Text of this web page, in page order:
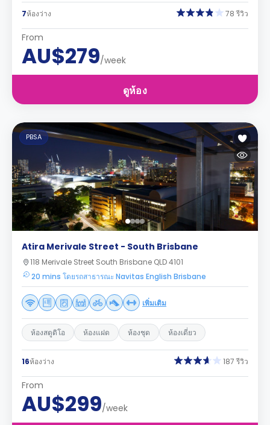
7ห้องว่าง 78 รีวิว
From
AU$279/week
ดูห้อง
PBSA
Atira Merivale Street - South Brisbane
118 Merivale Street South Brisbane QLD 4101
20 mins โดยรถสาธารณะ Navitas English Brisbane
เพิ่มเติม
ห้องสตูดิโอ ห้องแฝด ห้องชุด ห้องเดี่ยว
16ห้องว่าง 187 รีวิว
From
AU$299/week